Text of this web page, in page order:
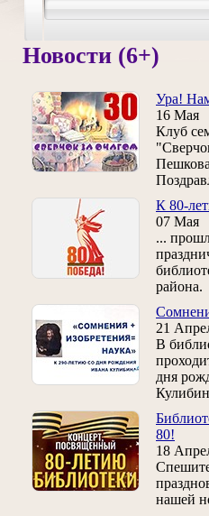
Новости (6+)
Ура!
16 Мая
Клуб
К 80-
07 Мая
...
района.
21
В
дня
80!
18
нашей